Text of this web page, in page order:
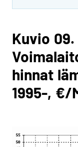
Kuvio 09.
hinnat
1995-, €/